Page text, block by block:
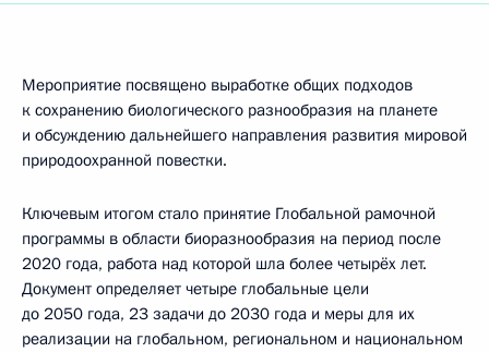
Мероприятие посвящено выработке общих подходов
к сохранению биологического разнообразия на планете
и обсуждению дальнейшего направления развития мировой
природоохранной повестки.
Ключевым итогом стало принятие Глобальной рамочной
программы в области биоразнообразия на период после
2020 года, работа над которой шла более четырёх лет.
Документ определяет четыре глобальные цели
до 2050 года, 23 задачи до 2030 года и меры для их
реализации на глобальном, региональном и национальном